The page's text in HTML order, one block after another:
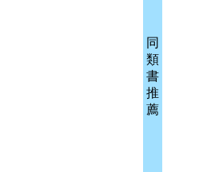
同
類
書
推
薦